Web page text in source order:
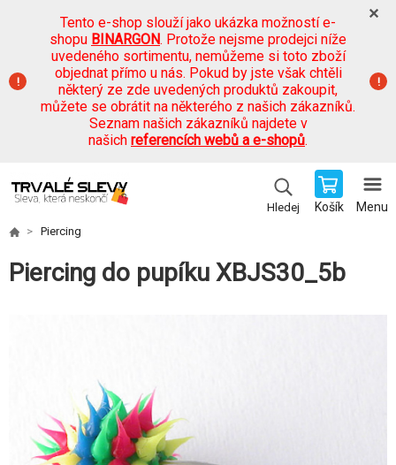
Tento e-shop slouží jako ukázka možností e-
shopu BINARGON. Protože nejsme prodejci níže
uvedeného sortimentu, nemůžeme si toto zboží
objednat přímo u nás. Pokud by jste však chtěli
některý ze zde uvedených produktů zakoupit,
můžete se obrátit na některého z našich zákazníků.
Seznam našich zákazníků najdete v
našich referencích webů a e-shopů.
Hledej Košík Menu
Piercing
Piercing do pupíku XBJS30_5b